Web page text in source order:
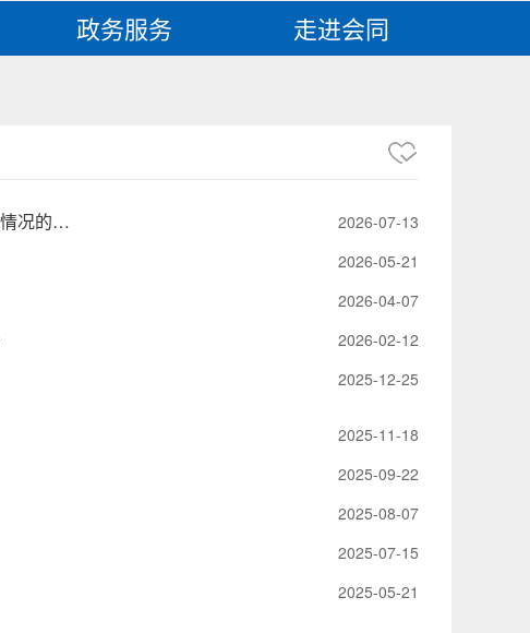
政务服务 走进会同
转发：中共湖南会同渠水国家湿地公园管理局党组关于巡察整改进展情况的通报 2026-07-13
2026-05-21
2026-04-07
2026-02-12
2025-12-25
2025-11-18
2025-09-22
2025-08-07
2025-07-15
2025-05-21